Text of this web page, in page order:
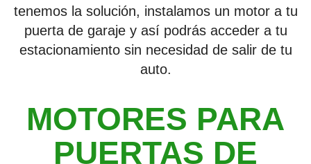
tenemos la solución, instalamos un motor a tu
puerta de garaje y así podrás acceder a tu
estacionamiento sin necesidad de salir de tu
auto.
MOTORES PARA
PUERTAS DE